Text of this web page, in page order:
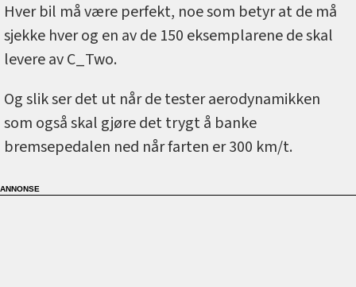
Hver bil må være perfekt, noe som betyr at de må
sjekke hver og en av de 150 eksemplarene de skal
levere av C_Two.
Og slik ser det ut når de tester aerodynamikken
som også skal gjøre det trygt å banke
bremsepedalen ned når farten er 300 km/t.